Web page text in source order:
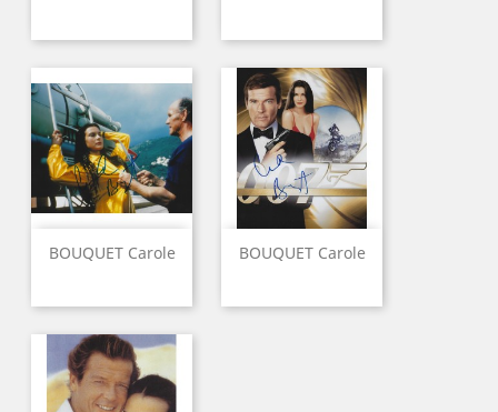
BOUQUET Carole BOUQUET Carole